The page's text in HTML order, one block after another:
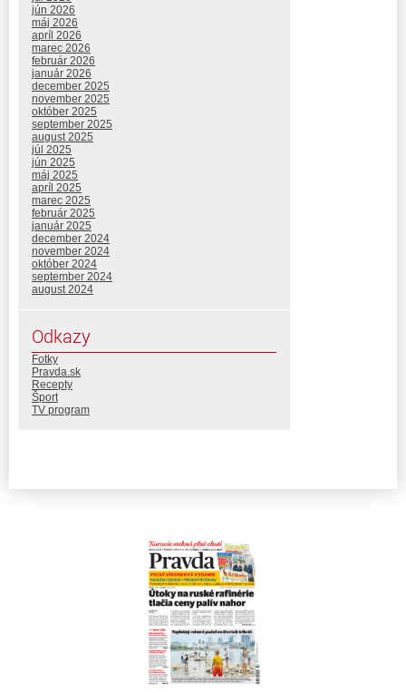
jún 2026
máj 2026
apríl 2026
marec 2026
február 2026
január 2026
december 2025
november 2025
október 2025
september 2025
august 2025
júl 2025
jún 2025
máj 2025
apríl 2025
marec 2025
február 2025
január 2025
december 2024
november 2024
október 2024
september 2024
august 2024
Odkazy
Fotky
Pravda.sk
Recepty
Šport
TV program